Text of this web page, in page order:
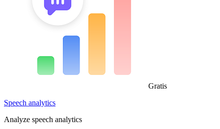
Gratis
Speech analytics
Analyze speech analytics